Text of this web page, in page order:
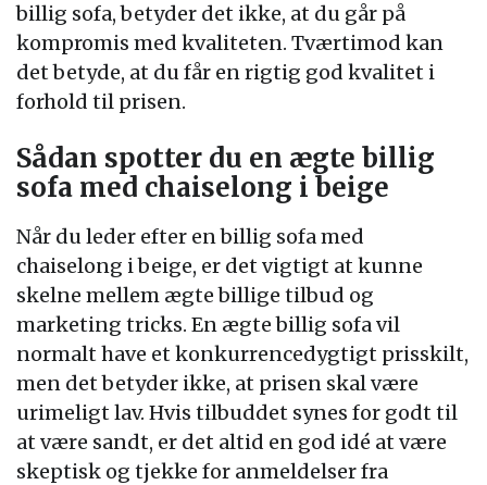
billig sofa, betyder det ikke, at du går på
kompromis med kvaliteten. Tværtimod kan
det betyde, at du får en rigtig god kvalitet i
forhold til prisen.
Sådan spotter du en ægte billig
sofa med chaiselong i beige
Når du leder efter en billig sofa med
chaiselong i beige, er det vigtigt at kunne
skelne mellem ægte billige tilbud og
marketing tricks. En ægte billig sofa vil
normalt have et konkurrencedygtigt prisskilt,
men det betyder ikke, at prisen skal være
urimeligt lav. Hvis tilbuddet synes for godt til
at være sandt, er det altid en god idé at være
skeptisk og tjekke for anmeldelser fra